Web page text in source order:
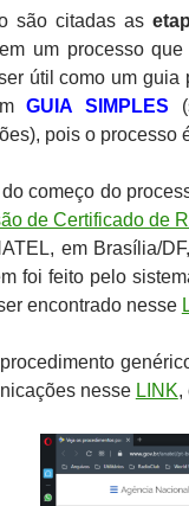
são citadas as
um processo
útil como um guia
GUIA SIMPLES
pois o processo
começo do
de Certificado de
em Brasília/
foi feito pelo
encontrado nesse
nesse LINK,